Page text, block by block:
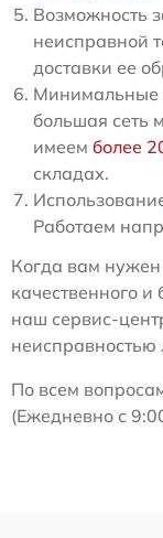
Возможность
неисправной
доставки ее
Минимальные
большая сеть
имеем более
складах.
Работаем
Когда вам
качественного
наш сервис-
неисправностью
По всем
(Ежедневно с